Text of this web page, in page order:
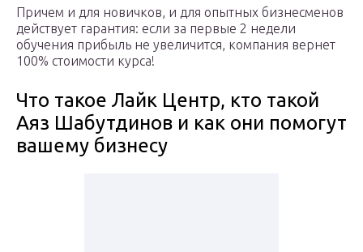
Причем и для новичков, и для опытных бизнесменов
действует гарантия: если за первые 2 недели
обучения прибыль не увеличится, компания вернет
100% стоимости курса!
Что такое Лайк Центр, кто такой
Аяз Шабутдинов и как они помогут
вашему бизнесу